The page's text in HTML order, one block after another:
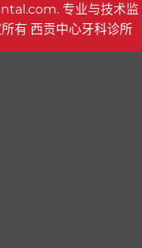
专业与技术监
有 西贡中心牙科诊所